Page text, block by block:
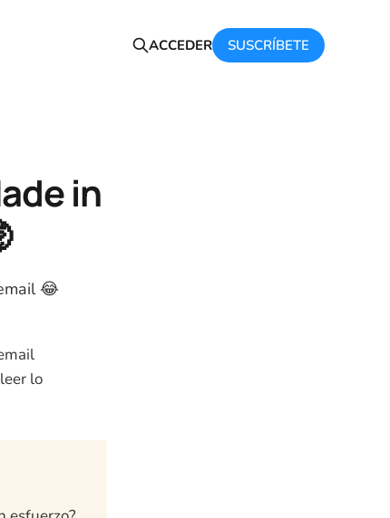
ACCEDER SUSCRÍBETE
in
😂
lo